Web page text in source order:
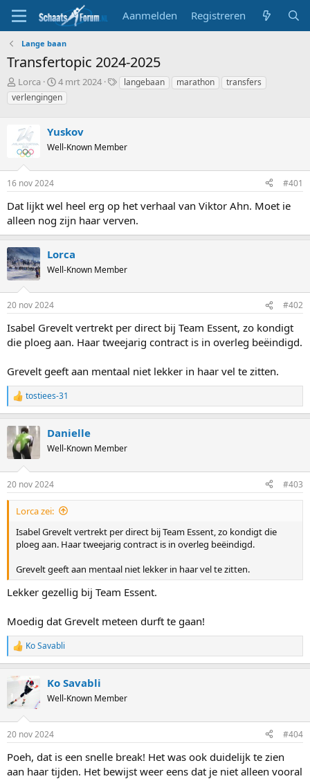
Aanmelden Registreren
Lange baan
Transfertopic 2024-2025
T
o
p
c
s
t
a
r
t
e
r
Lorca
S
t
a
t
d
t
m
4 mrt 2024
Tlangebaan marathon
transfers
verlengingen
Yuskov
Well-Known Member
16 nov 2024 #401
Dat lijkt wel heel erg op het verhaal van Viktor Ahn. Moet ie
alleen nog zijn haar verven.
Lorca
Well-Known Member
20 nov 2024 #402
Isabel Grevelt vertrekt per direct bij Team Essent, zo kondigt
die ploeg aan. Haar tweejarig contract is in overleg beëindigd.
Grevelt geeft aan mentaal niet lekker in haar vel te zitten.
R
e
t
i
s
:
tostiees-31
Danielle
Well-Known Member
20 nov 2024 #403
Lorca zei:
Isabel Grevelt vertrekt per direct bij Team Essent, zo kondigt die
ploeg aan. Haar tweejarig contract is in overleg beëindigd.
Grevelt geeft aan mentaal niet lekker in haar vel te zitten.
Lekker gezellig bij Team Essent.
Moedig dat Grevelt meteen durft te gaan!
R
e
c
t
i
s
Ko Savabli
Ko Savabli
Well-Known Member
20 nov 2024 #404
Poeh, dat is een snelle break! Het was ook duidelijk te zien
aan haar tijden. Het bewijst weer eens dat je niet alleen vooral